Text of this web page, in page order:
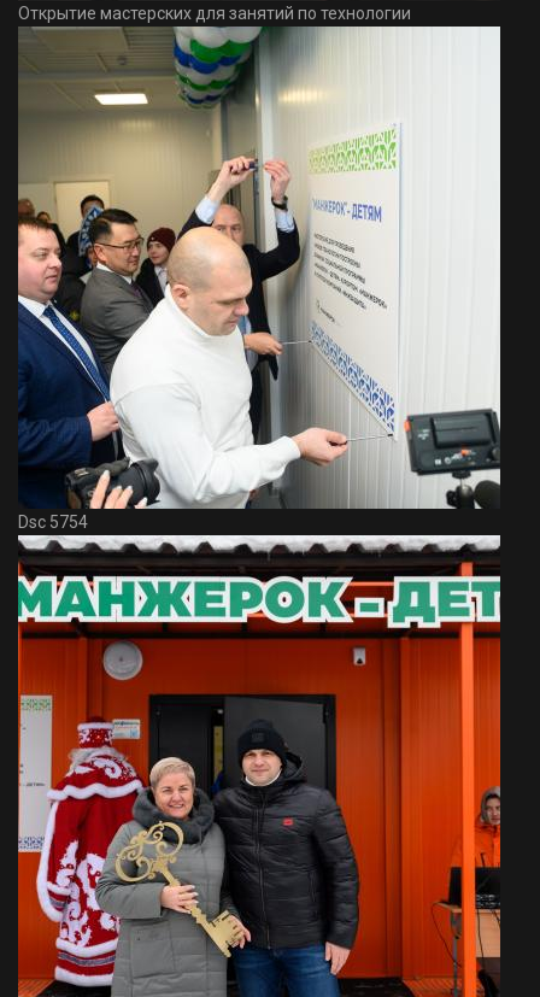
Открытие мастерских для занятий по технологии
Dsc 5754